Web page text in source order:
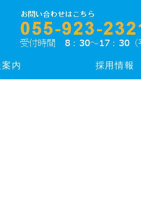
内 採用情報